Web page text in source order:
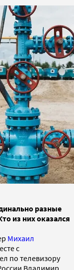
разные
из них оказался
Михаил
с
по телевизору
Владимир